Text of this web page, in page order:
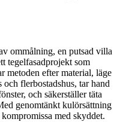
ommålning, en putsad villa
tegelfasadprojekt som
metoden efter material, läge
flerbostadshus, tar hand
och säkerställer täta
genomtänkt kulörsättning
med skyddet.